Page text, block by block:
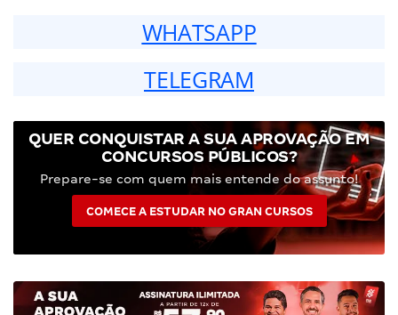
WHATSAPP
TELEGRAM
QUER CONQUISTAR A SUA APROVAÇÃO EM
CONCURSOS PÚBLICOS?
Prepare-se com quem mais entende do assunto!
COMECE A ESTUDAR NO GRAN CURSOS